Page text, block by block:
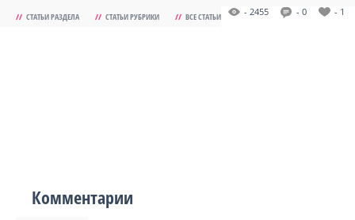
// СТАТЬИ РАЗДЕЛА // СТАТЬИ РУБРИКИ // ВСЕ СТАТЬИ - 2455 - 0 - 1
Комментарии